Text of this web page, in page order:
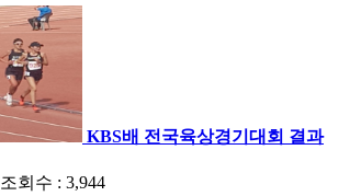
KBS배 전국육상경기대회 결과
조회수 : 3,944